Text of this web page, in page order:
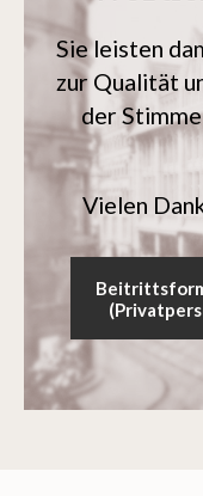
Sie leisten
zur Qualität
der
Vielen